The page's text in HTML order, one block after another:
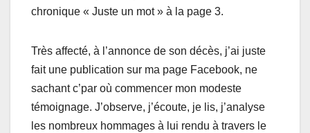
chronique « Juste un mot » à la page 3.
Très affecté, à l’annonce de son décès, j’ai juste
fait une publication sur ma page Facebook, ne
sachant c’par où commencer mon modeste
témoignage. J’observe, j’écoute, je lis, j’analyse
les nombreux hommages à lui rendu à travers le